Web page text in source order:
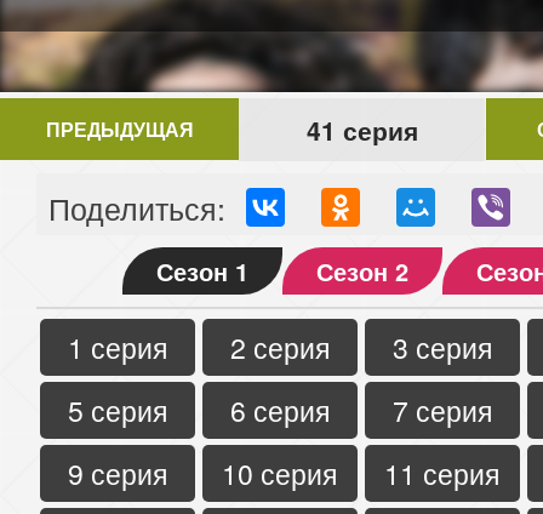
ПРЕДЫДУЩАЯ 41 серия
Поделиться:
Сезон 1 Сезон 2
1 серия 2 серия
3 серия
5 серия
6 серия
7 серия
9 серия
10 серия
11 серия